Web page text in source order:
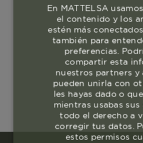
En MATTELSA
el contenido y los
estén más
también para
preferencias.
compartir esta
nuestros partners y
pueden unirla con
les hayas dado o
mientras usabas
todo el derecho a
corregir tus datos.
estos permisos